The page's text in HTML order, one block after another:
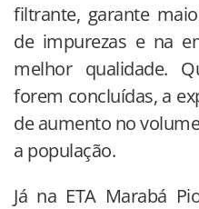
filtrante, garante
de impurezas e na
melhor qualidade.
forem concluídas, a
de aumento no
a população.
Já na ETA Marabá